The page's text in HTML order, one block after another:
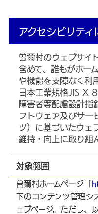
アクセシビリティ
曽爾村のウェブサイ
含めて、誰もがホー
や機能を支障なく利
日本工業規格JIS X
障害者等配慮設計指
フトウェア及びサー
ツ）に基づいたウェ
維持・向上に取り組
対象範囲
曽爾村ホームページ「
下のコンテンツ管理シ
ェブページ。ただし、